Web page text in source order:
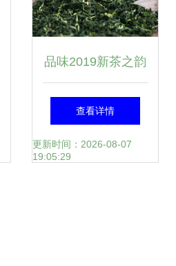
品味2019新茶之韵
明前碧螺春，清香
与浓香的交融
查看详情
更新时间：2026-08-07
19:05:29